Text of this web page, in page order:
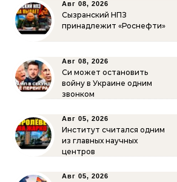
Авг 08, 2026
Сызранский НПЗ
принадлежит «Роснефти»
Авг 08, 2026
Си может остановить
войну в Украине одним
звонком
Авг 05, 2026
Институт считался одним
из главных научных
центров
Авг 05, 2026